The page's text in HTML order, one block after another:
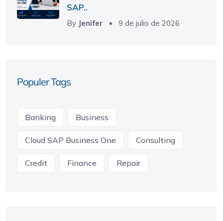
SAP..
By Jenifer 9 de julio de 2026
Populer Tags
Banking Business
Cloud SAP Business One Consulting
Credit Finance Repair